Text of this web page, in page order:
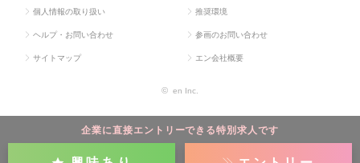
企業に直接エントリーできる特別求人です
個人情報の取り扱い 推奨環境
ヘルプ・お問い合わせ 参画のお問い合わせ
サイトマップ エン会社概要
© en Inc.